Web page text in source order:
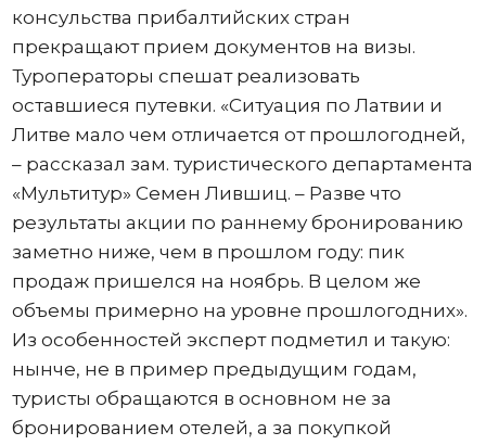
консульства прибалтийских стран
прекращают прием документов на визы.
Туроператоры спешат реализовать
оставшиеся путевки. «Ситуация по Латвии и
Литве мало чем отличается от прошлогодней,
– рассказал зам. туристического департамента
«Мультитур» Семен Лившиц. – Разве что
результаты акции по раннему бронированию
заметно ниже, чем в прошлом году: пик
продаж пришелся на ноябрь. В целом же
объемы примерно на уровне прошлогодних».
Из особенностей эксперт подметил и такую:
нынче, не в пример предыдущим годам,
туристы обращаются в основном не за
бронированием отелей, а за покупкой